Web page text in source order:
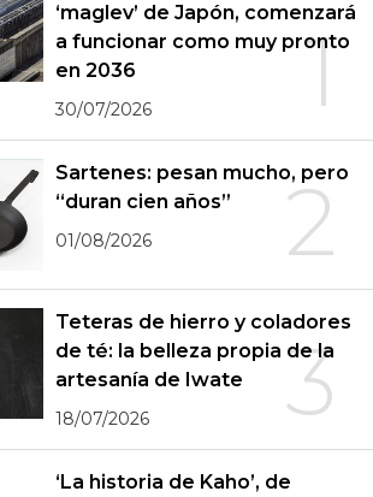
1
‘maglev’ de Japón, comenzará
a funcionar como muy pronto
en 2036
30/07/2026
2
Sartenes: pesan mucho, pero
“duran cien años”
01/08/2026
3
Teteras de hierro y coladores
de té: la belleza propia de la
artesanía de Iwate
18/07/2026
‘La historia de Kaho’, de